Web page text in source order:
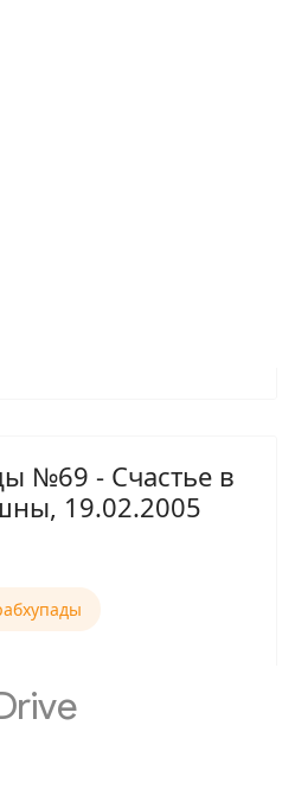
№69 - Счастье в
19.02.2005